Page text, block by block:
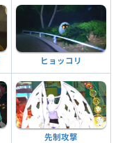
ヒョッコリ
先制攻撃